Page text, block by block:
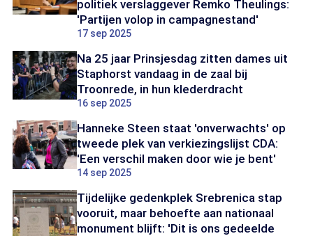
politiek verslaggever Remko Theulings:
'Partijen volop in campagnestand'
17 sep 2025
Na 25 jaar Prinsjesdag zitten dames uit
Staphorst vandaag in de zaal bij
Troonrede, in hun klederdracht
16 sep 2025
Hanneke Steen staat 'onverwachts' op
tweede plek van verkiezingslijst CDA:
'Een verschil maken door wie je bent'
14 sep 2025
Tijdelijke gedenkplek Srebrenica stap
vooruit, maar behoefte aan nationaal
monument blijft: 'Dit is ons gedeelde